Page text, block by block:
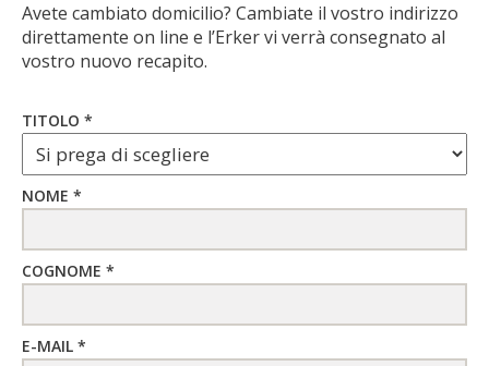
Avete cambiato domicilio? Cambiate il vostro indirizzo
direttamente on line e l’Erker vi verrà consegnato al
vostro nuovo recapito.
TITOLO *
NOME *
COGNOME *
E-MAIL *